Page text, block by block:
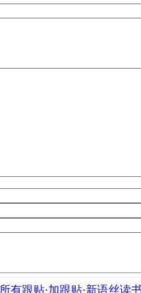
所有跟贴·加跟贴·新语丝读